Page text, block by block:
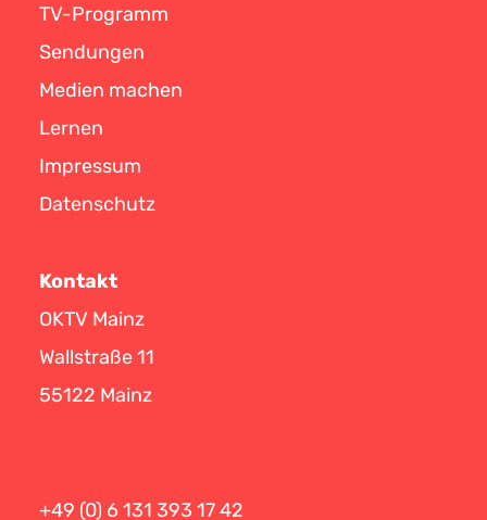
TV-Programm
Sendungen
Medien machen
Lernen
Impressum
Datenschutz
Kontakt
OKTV Mainz
Wallstraße 11
55122 Mainz
+49 (0) 6 131 393 17 42